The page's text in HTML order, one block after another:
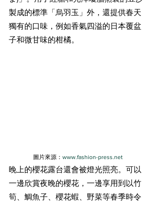
製成的標準「 烏羽玉 」外，還提供春天
獨有的口味，例如香氣四溢的日本覆盆
子和微甘味的柑橘。
圖片來源： www.fashion-press.net
晚上的櫻花露台還會被燈光照亮。可以
一邊欣賞夜晚的櫻花，一邊享用到以竹
筍、鯛魚子、櫻花蝦、野菜等春季時令